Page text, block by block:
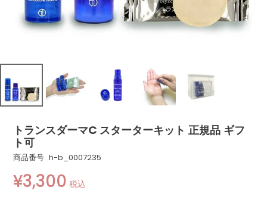
トランスダーマC スターターキット 正規品 ギフ
ト可
商品番号 h-b_0007235
¥3,300 税込